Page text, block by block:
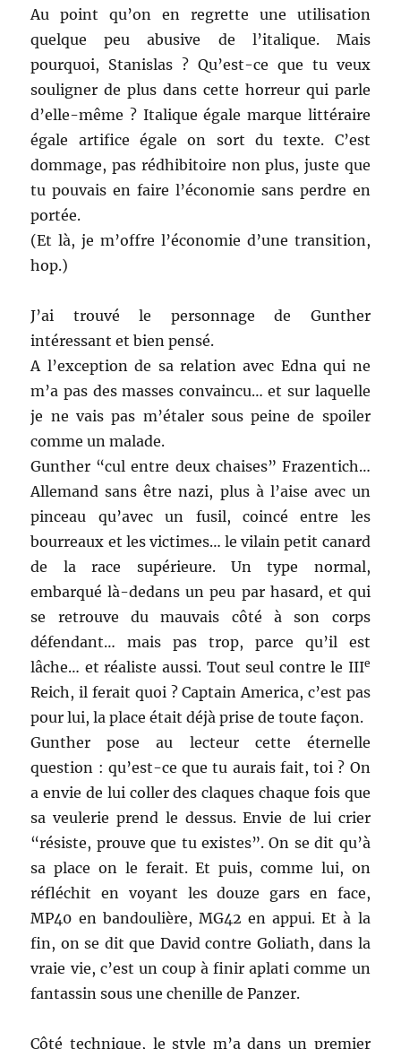
Au point qu’on en regrette une utilisation
quelque peu abusive de l’italique. Mais
pourquoi, Stanislas ? Qu’est-ce que tu veux
souligner de plus dans cette horreur qui parle
d’elle-même ? Italique égale marque littéraire
égale artifice égale on sort du texte. C’est
dommage, pas rédhibitoire non plus, juste que
tu pouvais en faire l’économie sans perdre en
portée.
(Et là, je m’offre l’économie d’une transition,
hop.)
J’ai trouvé le personnage de Gunther
intéressant et bien pensé.
A l’exception de sa relation avec Edna qui ne
m’a pas des masses convaincu… et sur laquelle
je ne vais pas m’étaler sous peine de spoiler
comme un malade.
Gunther “cul entre deux chaises” Frazentich…
Allemand sans être nazi, plus à l’aise avec un
pinceau qu’avec un fusil, coincé entre les
bourreaux et les victimes… le vilain petit canard
de la race supérieure. Un type normal,
embarqué là-dedans un peu par hasard, et qui
se retrouve du mauvais côté à son corps
défendant… mais pas trop, parce qu’il est
lâche… et réaliste aussi. Tout seul contre le IIIe
Reich, il ferait quoi ? Captain America, c’est pas
pour lui, la place était déjà prise de toute façon.
Gunther pose au lecteur cette éternelle
question : qu’est-ce que tu aurais fait, toi ? On
a envie de lui coller des claques chaque fois que
sa veulerie prend le dessus. Envie de lui crier
“résiste, prouve que tu existes”. On se dit qu’à
sa place on le ferait. Et puis, comme lui, on
réfléchit en voyant les douze gars en face,
MP40 en bandoulière, MG42 en appui. Et à la
fin, on se dit que David contre Goliath, dans la
vraie vie, c’est un coup à finir aplati comme un
fantassin sous une chenille de Panzer.
Côté technique, le style m’a dans un premier